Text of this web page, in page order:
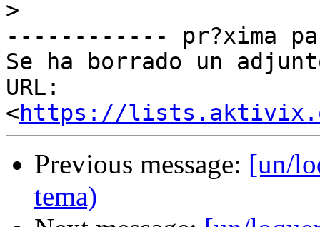
>
------------ pr?xima
Se ha borrado un
URL:
<https://
Previous message: [un/
tema)